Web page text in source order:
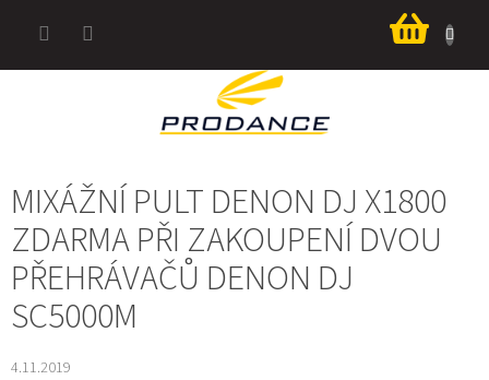
košík
MIXÁŽNÍ PULT DENON DJ X1800
ZDARMA PŘI ZAKOUPENÍ DVOU
PŘEHRÁVAČŮ DENON DJ
SC5000M
4.11.2019